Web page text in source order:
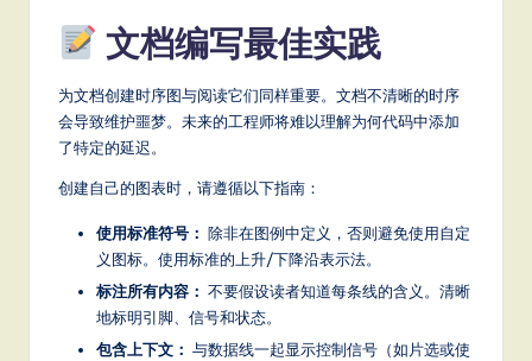
文档编写最佳实践
为文档创建时序图与阅读它们同样重要。文档不清晰的时序
会导致维护噩梦。未来的工程师将难以理解为何代码中添加
了特定的延迟。
创建自己的图表时，请遵循以下指南：
使用标准符号： 除非在图例中定义，否则避免使用自定
义图标。使用标准的上升/下降沿表示法。
标注所有内容： 不要假设读者知道每条线的含义。清晰
地标明引脚、信号和状态。
包含上下文： 与数据线一起显示控制信号（如片选或使